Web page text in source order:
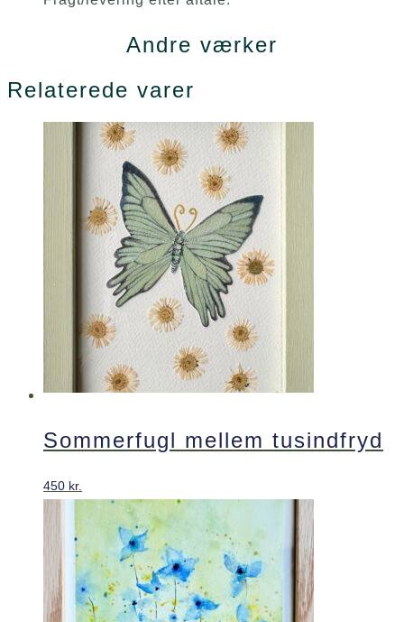
Andre værker
Relaterede varer
Sommerfugl mellem tusindfryd
450 kr.